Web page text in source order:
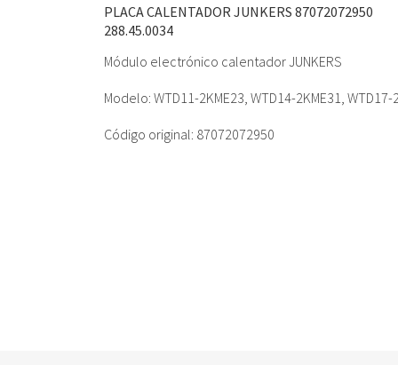
PLACA CALENTADOR JUNKERS 87072072950
288.45.0034
Módulo electrónico calentador JUNKERS
Modelo: WTD11-2KME23, WTD14-2KME31, WTD17-
Código original: 87072072950